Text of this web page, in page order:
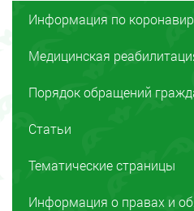
Информация по
Медицинская
Порядок обращений
Статьи
Тематические страницы
Информация о правах и